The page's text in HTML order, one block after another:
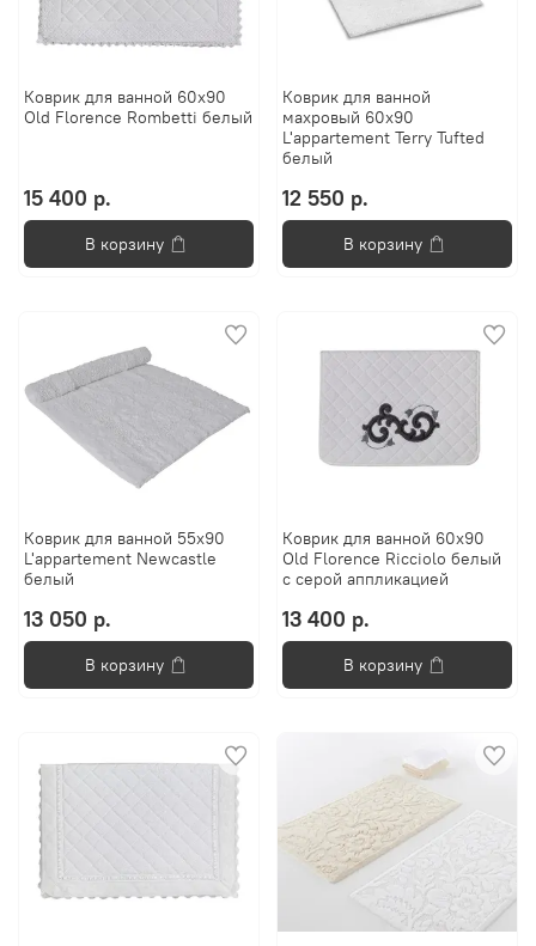
Коврик для ванной 60х90
Old Florence Rombetti белый
15 400 р.
В корзину
Коврик для ванной
махровый 60x90
L'appartement Terry Tufted
белый
12 550 р.
В корзину
Коврик для ванной 55x90
L'appartement Newcastle
белый
13 050 р.
В корзину
Коврик для ванной 60х90
Old Florence Ricciolo белый
с серой аппликацией
13 400 р.
В корзину